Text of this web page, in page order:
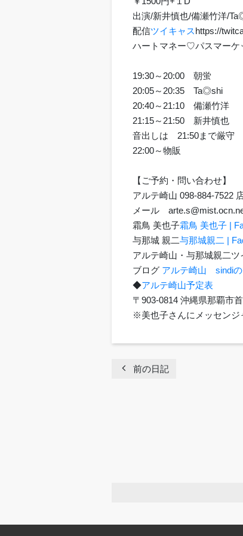
出演/新井慎也/備瀬竹洋/
配信ツイキャスhttps://
ハートマネー♡パスマーケ
19:30～20:00 朝蛍
20:05～20:35 Ta◎shi
20:40～21:10 備瀬竹洋
21:15～21:50 新井慎也
音出しは 21:50まで厳守
22:00～物販
【ご予約・問い合わせ】
アルテ崎山 098-884-7522
メール
霜鳥 美也子霜鳥 美也子 |
与那城 親二与那城親二 |
アルテ崎山・与那城親二ツ
ブログ アルテ崎山 sindi
◆アルテ崎山予定表
〒903-0814 沖縄県那覇市
※美也子さんにメッセンジ
chevron_left 前の日記